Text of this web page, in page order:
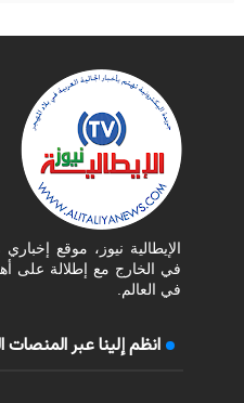
الإيطالية نيوز، موقع
في الخارج مع إطلالة على
في العالم.
انظم إلينا عبر المنصات